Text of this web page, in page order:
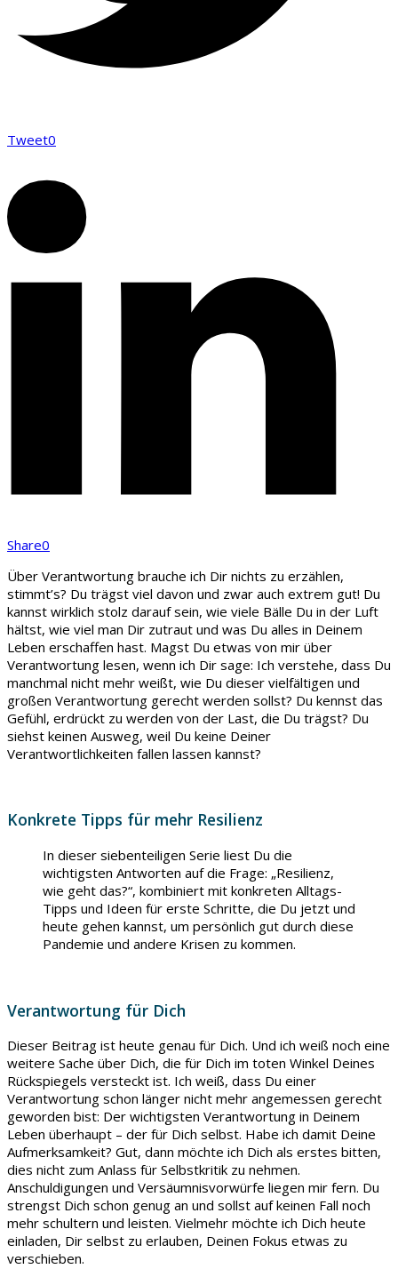
Tweet0
Share0
Über Verantwortung brauche ich Dir nichts zu erzählen,
stimmt’s? Du trägst viel davon und zwar auch extrem gut! Du
kannst wirklich stolz darauf sein, wie viele Bälle Du in der Luft
hältst, wie viel man Dir zutraut und was Du alles in Deinem
Leben erschaffen hast. Magst Du etwas von mir über
Verantwortung lesen, wenn ich Dir sage: Ich verstehe, dass Du
manchmal nicht mehr weißt, wie Du dieser vielfältigen und
großen Verantwortung gerecht werden sollst? Du kennst das
Gefühl, erdrückt zu werden von der Last, die Du trägst? Du
siehst keinen Ausweg, weil Du keine Deiner
Verantwortlichkeiten fallen lassen kannst?
Konkrete Tipps für mehr Resilienz
In dieser siebenteiligen Serie liest Du die
wichtigsten Antworten auf die Frage: „Resilienz,
wie geht das?“, kombiniert mit konkreten Alltags-
Tipps und Ideen für erste Schritte, die Du jetzt und
heute gehen kannst, um persönlich gut durch diese
Pandemie und andere Krisen zu kommen.
Verantwortung für Dich
Dieser Beitrag ist heute genau für Dich. Und ich weiß noch eine
weitere Sache über Dich, die für Dich im toten Winkel Deines
Rückspiegels versteckt ist. Ich weiß, dass Du einer
Verantwortung schon länger nicht mehr angemessen gerecht
geworden bist: Der wichtigsten Verantwortung in Deinem
Leben überhaupt – der für Dich selbst. Habe ich damit Deine
Aufmerksamkeit? Gut, dann möchte ich Dich als erstes bitten,
dies nicht zum Anlass für Selbstkritik zu nehmen.
Anschuldigungen und Versäumnisvorwürfe liegen mir fern. Du
strengst Dich schon genug an und sollst auf keinen Fall noch
mehr schultern und leisten. Vielmehr möchte ich Dich heute
einladen, Dir selbst zu erlauben, Deinen Fokus etwas zu
verschieben.